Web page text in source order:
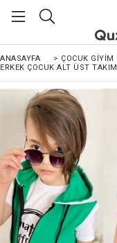
ANASAYFA > ÇOCUK GIYIM
ERKEK ÇOCUK ALT ÜST TAKIM